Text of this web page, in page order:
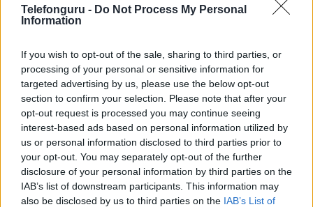
Telefonguru - Do Not Process My Personal
Information
If you wish to opt-out of the sale, sharing to third parties, or
processing of your personal or sensitive information for
targeted advertising by us, please use the below opt-out
section to confirm your selection. Please note that after your
opt-out request is processed you may continue seeing
interest-based ads based on personal information utilized by
us or personal information disclosed to third parties prior to
your opt-out. You may separately opt-out of the further
disclosure of your personal information by third parties on the
IAB’s list of downstream participants. This information may
also be disclosed by us to third parties on the IAB’s List of
T9 szótár alkalmazás független szótár
Excel, PowerPoint, iBooks PDF
reader)
Iránytũ ecompass
Extrák Nincs
EGYÉB
Vibra jelzés alap szolgáltatás
SIM típus eSIM